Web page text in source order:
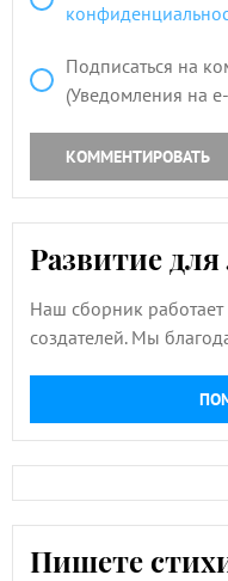
Подписаться на
(Уведомления на
КОММЕНТИРОВАТЬ
Развитие
Наш сборник работает
создателей. Мы
Пишете